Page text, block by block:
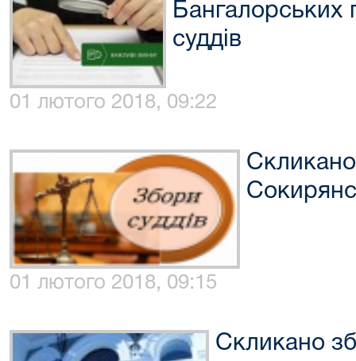
Бангалорських
суддів
01 лютого 2018, 09:22
01 лютого 2018, 09:15
Скликано